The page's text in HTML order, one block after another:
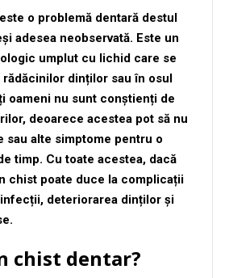
o problemă dentară destul
adesea neobservată. Este un
umplut cu lichid care se
dinților sau în osul
oameni nu sunt conștienți de
deoarece acestea pot să nu
sau alte simptome pentru o
timp. Cu toate acestea, dacă
chist poate duce la complicații
deteriorarea dinților și
chist dentar?